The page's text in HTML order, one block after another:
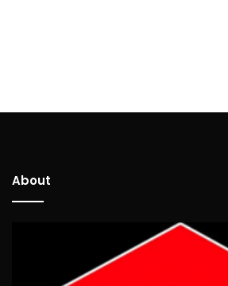
About